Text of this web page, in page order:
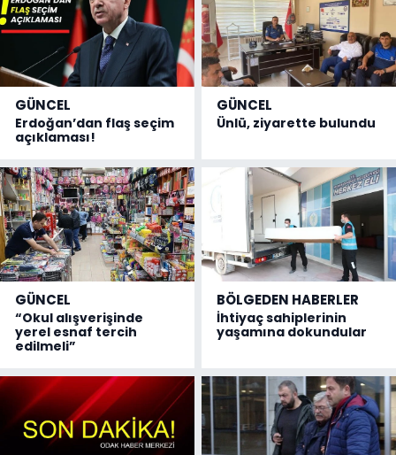
GÜNCEL
Erdoğan’dan flaş seçim
açıklaması!
GÜNCEL
Ünlü, ziyarette bulundu
GÜNCEL
“Okul alışverişinde
yerel esnaf tercih
edilmeli”
BÖLGEDEN HABERLER
İhtiyaç sahiplerinin
yaşamına dokundular